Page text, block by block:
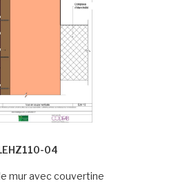
04
mur avec couvertine